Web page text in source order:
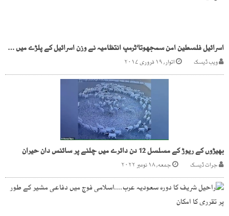
اسرائیل فلسطین امن سمجھوتا‘ٹرمپ انتظامیہ نے وزن اسرائیل کے پلڑے میں ڈال دیا
ویب ڈیسک اتوار, ۱۹ فروری ۲۰۱۷
بھیڑوں کے ریوڑ کے مسلسل 12 دن دائرے میں چلنے پر سائنس دان حیران
جرات ڈیسک جمعه, ۱۸ نومبر ۲۰۲۲